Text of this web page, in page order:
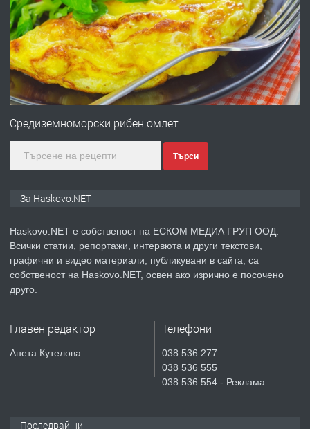
№4120 Магазин/Офис под наем в кв.
Любен Каравелов, Хасково-близо до
градската градина!
преди 2 дни
ПРЕДЛАГА
ПРОСТОРЕН ТРИСТАЕН
КУБА
преди 3 дни
ПРЕДЛАГА СГЛОБЯВАНЕ НА МЕБЕЛИ.
№4119 Едностаен обзаведен
Средиземноморски рибен омлет
Търси
За Haskovo.NET
Haskovo.NET е собственост на ЕСКОМ МЕДИА ГРУП ООД.
Всички статии, репортажи, интервюта и други текстови,
графични и видео материали, публикувани в сайта, са
собственост на Haskovo.NET, освен ако изрично е посочено
друго.
Главен редактор
Анета Кутелова
Телефони
038 536 277
038 536 555
038 536 554 - Реклама
Последвай ни